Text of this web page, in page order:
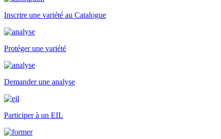
Inscrire une variété au Catalogue
Protéger une variété
Demander une analyse
Participer à un EIL